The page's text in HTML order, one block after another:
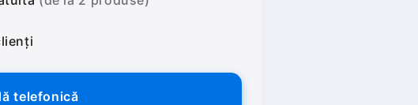
telefonică